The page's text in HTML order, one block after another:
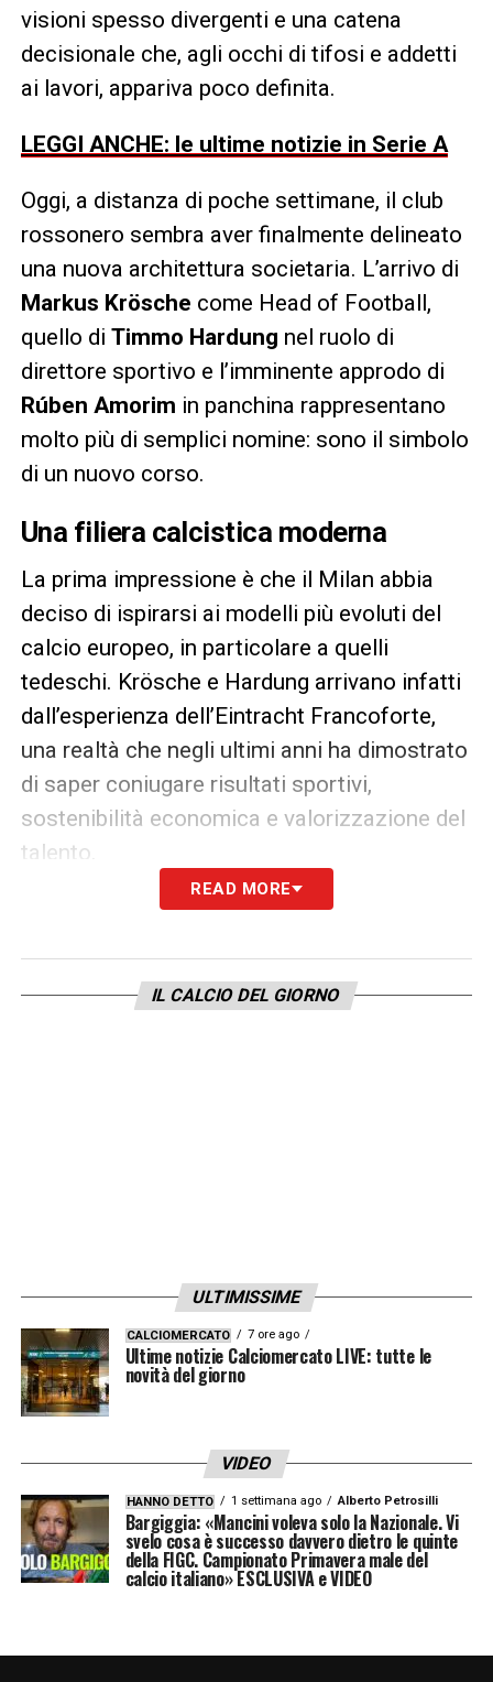
visioni spesso divergenti e una catena
decisionale che, agli occhi di tifosi e addetti
ai lavori, appariva poco definita.
LEGGI ANCHE: le ultime notizie in Serie A
Oggi, a distanza di poche settimane, il club
rossonero sembra aver finalmente delineato
una nuova architettura societaria. L’arrivo di
Markus Krösche come Head of Football,
quello di Timmo Hardung nel ruolo di
direttore sportivo e l’imminente approdo di
Rúben Amorim in panchina rappresentano
molto più di semplici nomine: sono il simbolo
di un nuovo corso.
Una filiera calcistica moderna
La prima impressione è che il Milan abbia
deciso di ispirarsi ai modelli più evoluti del
calcio europeo, in particolare a quelli
tedeschi. Krösche e Hardung arrivano infatti
dall’esperienza dell’Eintracht Francoforte,
una realtà che negli ultimi anni ha dimostrato
di saper coniugare risultati sportivi,
sostenibilità economica e valorizzazione del
talento.
La presenza di figure specializzate e
eliminare quelle zone grigie che hanno
caratterizzato alcune scelte recenti del club.
internazionale
Uno dei principali punti di forza di questa
rivoluzione è la contaminazione culturale.
tedesco, Hardung una forte competenza
nello scouting e nella costruzione delle rose,
mentre Amorim incarna una scuola calcistica
portoghese che negli ultimi anni ha prodotto
Il Milan potrebbe così acquisire una
READ MORE
IL CALCIO DEL GIORNO
ULTIMISSIME
CALCIOMERCATO 7 ore ago
Ultime notizie Calciomercato LIVE: tutte le
novità del giorno
VIDEO
HANNO DETTO 1 settimana ago Alberto Petrosilli
Bargiggia: «Mancini voleva solo la Nazionale. Vi
svelo cosa è successo davvero dietro le quinte
della FIGC. Campionato Primavera male del
calcio italiano» ESCLUSIVA e VIDEO